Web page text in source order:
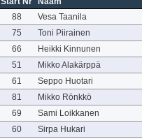
88
Vesa Taanila
75
Toni Piirainen
66
Heikki Kinnunen
51
Mikko Alakärppä
61
Seppo Huotari
81
Mikko Rönkkö
69
Sami Loikkanen
60
Sirpa Hukari